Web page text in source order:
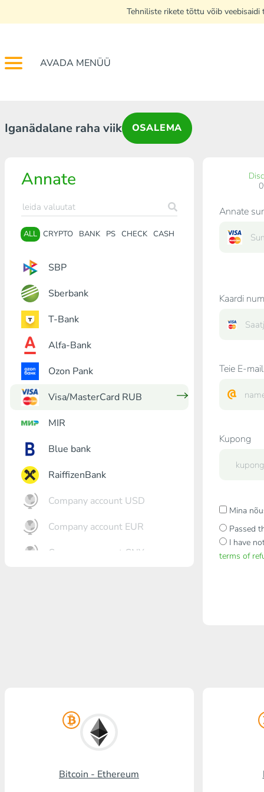
Tehniliste rikete tõttu võib veebisaidi
AVADA MENÜÜ
Iganädalane raha viik OSALEMA
Annate
ALL CRYPTO BANK PS CHECK CASH
SBP
Sberbank
T-Bank
Alfa-Bank
Ozon Pank
Visa/MasterCard RUB
MIR
Blue bank
RaiffizenBank
Company account USD
Company account EUR
Company account CNY
RosselhozBank
Visa/MasterCard KGS
Annate
Kaardi
Teie E-
Kupong
Mina
Passed
I have
terms of
Bitcoin - Ethereum